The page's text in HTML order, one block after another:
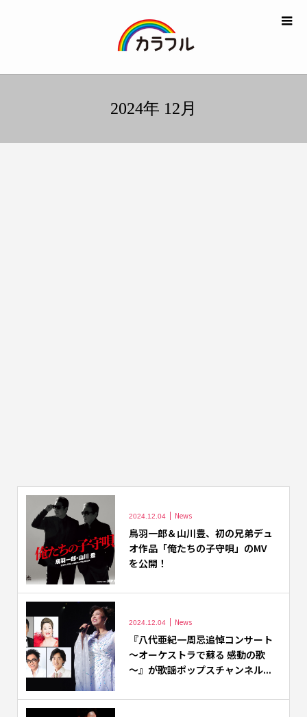
2024年 12月
2024.12.04 News
鳥羽一郎＆山川豊、初の兄弟デュ
オ作品「俺たちの子守唄」のMV
を公開！
2024.12.04 News
『八代亜紀一周忌追悼コンサート
～オーケストラで蘇る 感動の歌
～』が歌謡ポップスチャンネル...